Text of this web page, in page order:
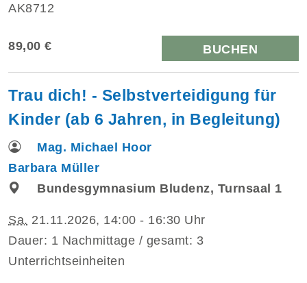
AK8712
89,00 € BUCHEN
Trau dich! - Selbstverteidigung für
Kinder (ab 6 Jahren, in Begleitung)
Mag. Michael Hoor
Barbara Müller
Bundesgymnasium Bludenz, Turnsaal 1
Sa. 21.11.2026, 14:00 - 16:30 Uhr
Dauer: 1 Nachmittage / gesamt: 3
Unterrichtseinheiten